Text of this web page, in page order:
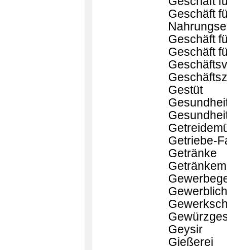
Geschäft
Geschäft
Geschäft
Gestüt
Getriebe-
Getränke
Geysir
Gießerei